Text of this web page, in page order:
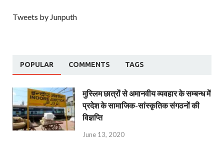
Tweets by Junputh
POPULAR COMMENTS TAGS
मुस्लिम छात्रों से अमानवीय व्यवहार के सम्बन्ध में
प्रदेश के सामाजिक-सांस्कृतिक संगठनों की
विज्ञप्ति
June 13, 2020